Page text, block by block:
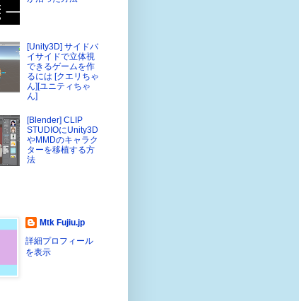
[Unity3D] サイドバ
イサイドで立体視
できるゲームを作
るには [クエリちゃ
ん][ユニティちゃ
ん]
[Blender] CLIP
STUDIOにUnity3D
やMMDのキャラク
ターを移植する方
法
Mtk Fujiu.jp
詳細プロフィール
を表示